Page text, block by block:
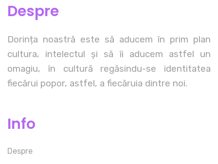
Despre
Dorința noastră este să aducem în prim plan
cultura, intelectul și să îi aducem astfel un
omagiu, în cultură regăsindu-se identitatea
fiecărui popor, astfel, a fiecăruia dintre noi.
Info
Despre